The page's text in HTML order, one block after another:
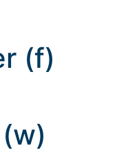
(f)